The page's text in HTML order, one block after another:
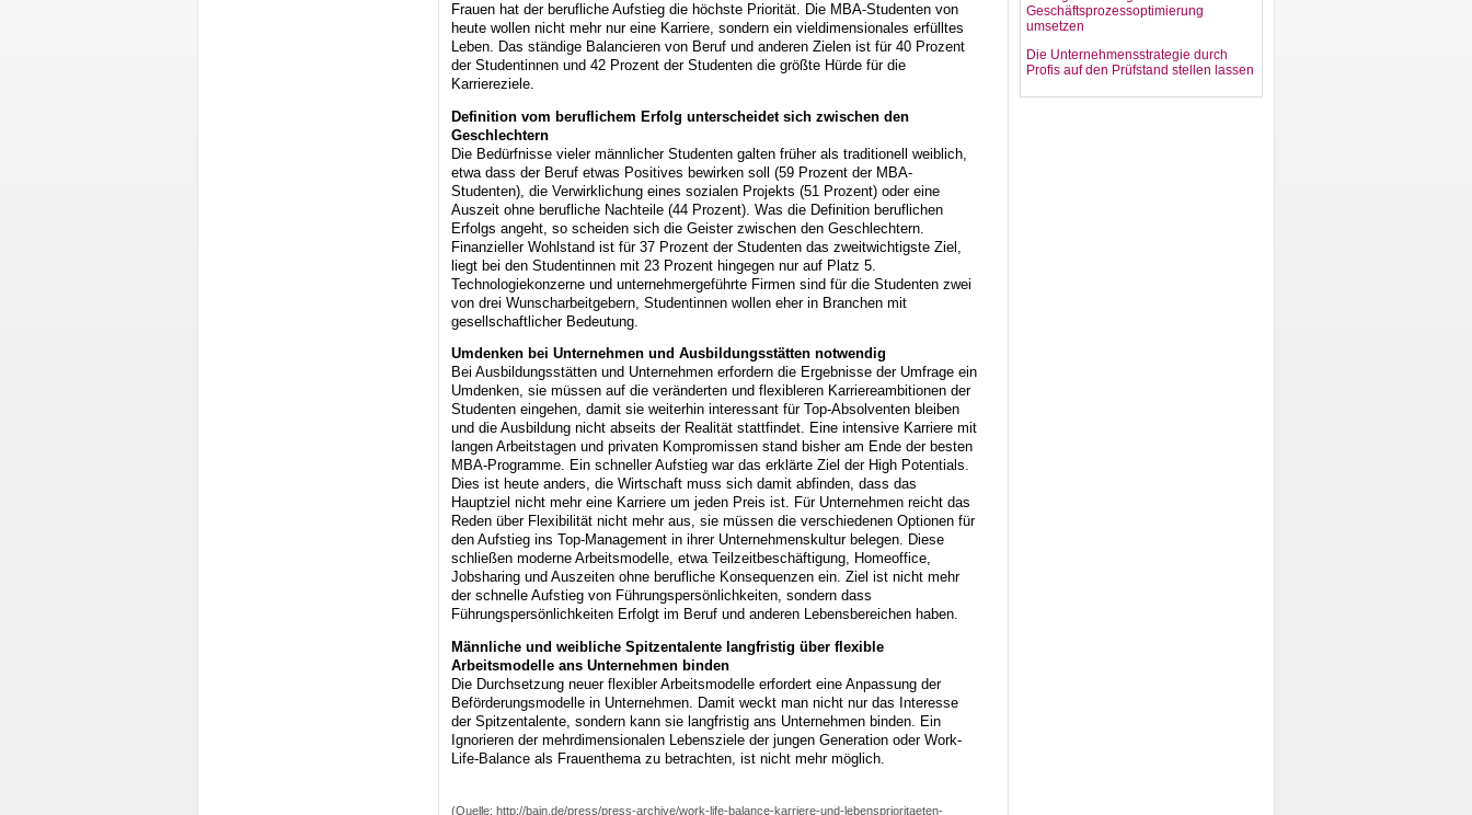
Geschäftsprozessoptimierung
umsetzen
Die Unternehmensstrategie durch
Profis auf den Prüfstand stellen lassen
Frauen hat der berufliche Aufstieg die höchste Priorität. Die MBA-Studenten von
heute wollen nicht mehr nur eine Karriere, sondern ein vieldimensionales erfülltes
Leben. Das ständige Balancieren von Beruf und anderen Zielen ist für 40 Prozent
der Studentinnen und 42 Prozent der Studenten die größte Hürde für die
Karriereziele.
Definition vom beruflichem Erfolg unterscheidet sich zwischen den
Geschlechtern
Die Bedürfnisse vieler männlicher Studenten galten früher als traditionell weiblich,
etwa dass der Beruf etwas Positives bewirken soll (59 Prozent der MBA-
Studenten), die Verwirklichung eines sozialen Projekts (51 Prozent) oder eine
Auszeit ohne berufliche Nachteile (44 Prozent). Was die Definition beruflichen
Erfolgs angeht, so scheiden sich die Geister zwischen den Geschlechtern.
Finanzieller Wohlstand ist für 37 Prozent der Studenten das zweitwichtigste Ziel,
liegt bei den Studentinnen mit 23 Prozent hingegen nur auf Platz 5.
Technologiekonzerne und unternehmergeführte Firmen sind für die Studenten zwei
von drei Wunscharbeitgebern, Studentinnen wollen eher in Branchen mit
gesellschaftlicher Bedeutung.
Umdenken bei Unternehmen und Ausbildungsstätten notwendig
Bei Ausbildungsstätten und Unternehmen erfordern die Ergebnisse der Umfrage ein
Umdenken, sie müssen auf die veränderten und flexibleren Karriereambitionen der
Studenten eingehen, damit sie weiterhin interessant für Top-Absolventen bleiben
und die Ausbildung nicht abseits der Realität stattfindet. Eine intensive Karriere mit
langen Arbeitstagen und privaten Kompromissen stand bisher am Ende der besten
MBA-Programme. Ein schneller Aufstieg war das erklärte Ziel der High Potentials.
Dies ist heute anders, die Wirtschaft muss sich damit abfinden, dass das
Hauptziel nicht mehr eine Karriere um jeden Preis ist. Für Unternehmen reicht das
Reden über Flexibilität nicht mehr aus, sie müssen die verschiedenen Optionen für
den Aufstieg ins Top-Management in ihrer Unternehmenskultur belegen. Diese
schließen moderne Arbeitsmodelle, etwa Teilzeitbeschäftigung, Homeoffice,
Jobsharing und Auszeiten ohne berufliche Konsequenzen ein. Ziel ist nicht mehr
der schnelle Aufstieg von Führungspersönlichkeiten, sondern dass
Führungspersönlichkeiten Erfolgt im Beruf und anderen Lebensbereichen haben.
Männliche und weibliche Spitzentalente langfristig über flexible
Arbeitsmodelle ans Unternehmen binden
Die Durchsetzung neuer flexibler Arbeitsmodelle erfordert eine Anpassung der
Beförderungsmodelle in Unternehmen. Damit weckt man nicht nur das Interesse
der Spitzentalente, sondern kann sie langfristig ans Unternehmen binden. Ein
Ignorieren der mehrdimensionalen Lebensziele der jungen Generation oder Work-
Life-Balance als Frauenthema zu betrachten, ist nicht mehr möglich.
(Quelle: http://bain.de/press/press-archive/work-life-balance-karriere-und-lebensprioritaeten-